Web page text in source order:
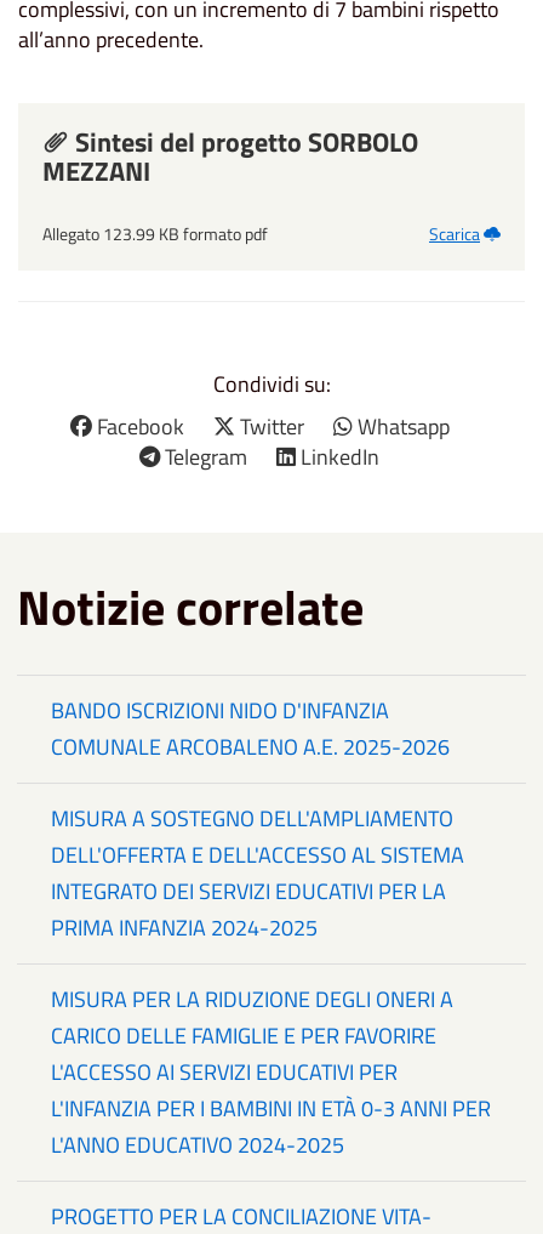
complessivi, con un incremento di 7 bambini rispetto
all’anno precedente.
Sintesi del progetto SORBOLO
MEZZANI
Allegato 123.99 KB formato pdf Scarica
Condividi su:
Facebook
Twitter
Whatsapp
Telegram
LinkedIn
Notizie correlate
BANDO ISCRIZIONI NIDO D'INFANZIA
COMUNALE ARCOBALENO A.E. 2025-2026
MISURA A SOSTEGNO DELL'AMPLIAMENTO
DELL'OFFERTA E DELL'ACCESSO AL SISTEMA
INTEGRATO DEI SERVIZI EDUCATIVI PER LA
PRIMA INFANZIA 2024-2025
MISURA PER LA RIDUZIONE DEGLI ONERI A
CARICO DELLE FAMIGLIE E PER FAVORIRE
L'ACCESSO AI SERVIZI EDUCATIVI PER
L'INFANZIA PER I BAMBINI IN ETÀ 0-3 ANNI PER
L'ANNO EDUCATIVO 2024-2025
PROGETTO PER LA CONCILIAZIONE VITA-